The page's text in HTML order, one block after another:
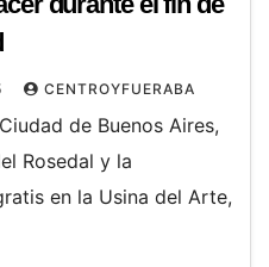
CENTROYFUERABA
de Buenos Aires,
Rosedal y la
en la Usina del Arte,